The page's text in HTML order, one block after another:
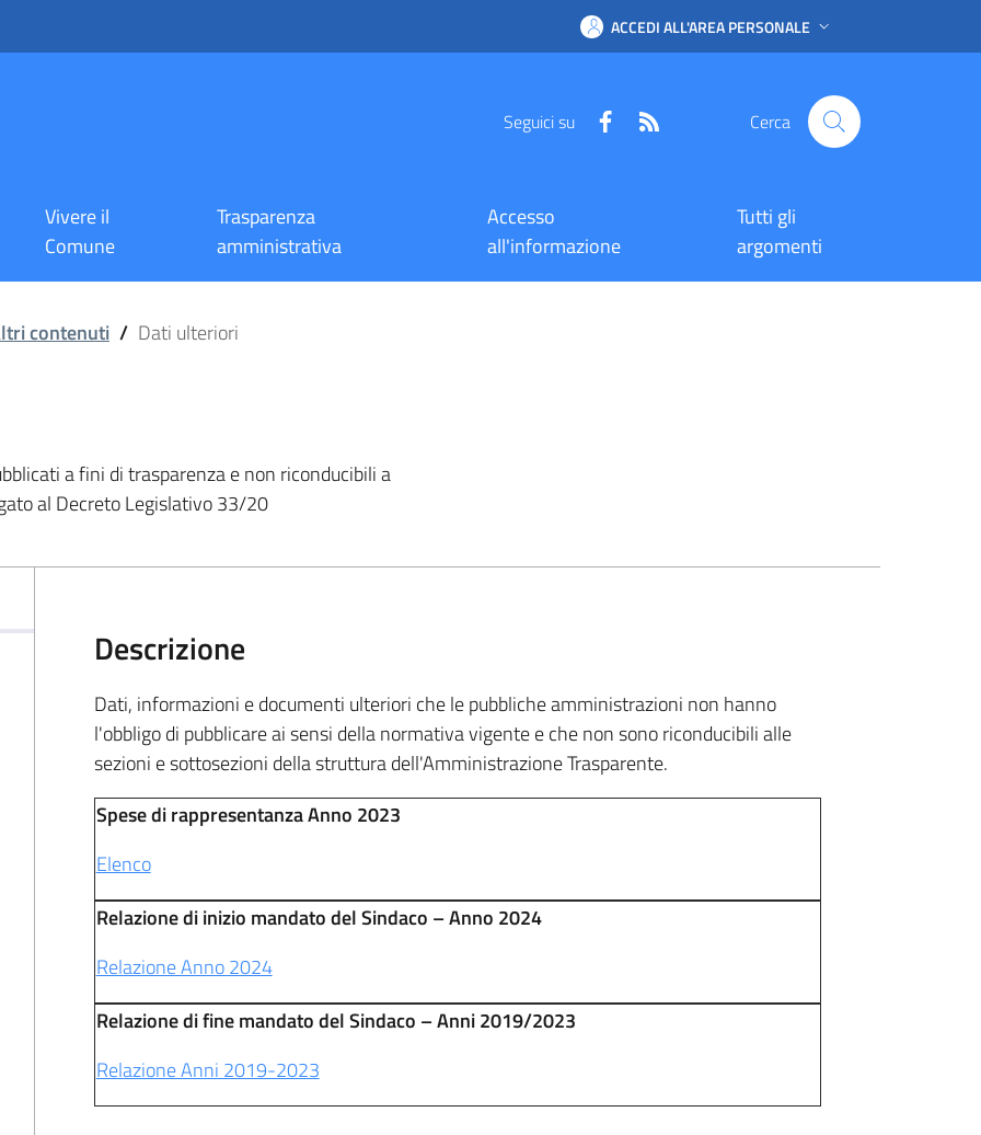
ACCEDI ALL'AREA PERSONALE
Seguici su Facebook Cerca
Vivere il
Comune
Trasparenza
amministrativa
Accesso
all'informazione
Tutti gli
argomenti
contenuti / Dati ulteriori
a fini di trasparenza e non riconducibili a
al Decreto Legislativo 33/20
Descrizione
Dati, informazioni e documenti ulteriori che le pubbliche amministrazioni non hanno
l'obbligo di pubblicare ai sensi della normativa vigente e che non sono riconducibili alle
sezioni e sottosezioni della struttura dell'Amministrazione Trasparente.
Spese di rappresentanza Anno 2023
Elenco
Relazione di inizio mandato del Sindaco – Anno 2024
Relazione Anno 2024
Relazione di fine mandato del Sindaco – Anni 2019/2023
Relazione Anni 2019-2023